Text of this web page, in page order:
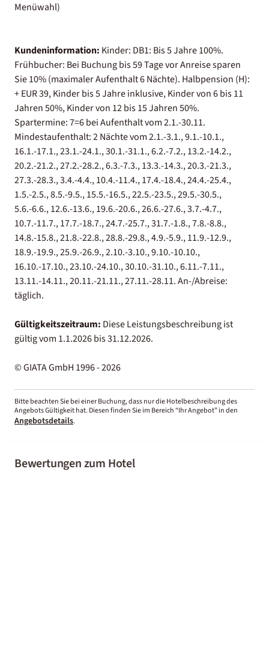
Menüwahl)
Kundeninformation: Kinder: DB1: Bis 5 Jahre 100%.
Frühbucher: Bei Buchung bis 59 Tage vor Anreise sparen
Sie 10% (maximaler Aufenthalt 6 Nächte). Halbpension (H):
+ EUR 39, Kinder bis 5 Jahre inklusive, Kinder von 6 bis 11
Jahren 50%, Kinder von 12 bis 15 Jahren 50%.
Spartermine: 7=6 bei Aufenthalt vom 2.1.-30.11.
Mindestaufenthalt: 2 Nächte vom 2.1.-3.1., 9.1.-10.1.,
16.1.-17.1., 23.1.-24.1., 30.1.-31.1., 6.2.-7.2., 13.2.-14.2.,
20.2.-21.2., 27.2.-28.2., 6.3.-7.3., 13.3.-14.3., 20.3.-21.3.,
27.3.-28.3., 3.4.-4.4., 10.4.-11.4., 17.4.-18.4., 24.4.-25.4.,
1.5.-2.5., 8.5.-9.5., 15.5.-16.5., 22.5.-23.5., 29.5.-30.5.,
5.6.-6.6., 12.6.-13.6., 19.6.-20.6., 26.6.-27.6., 3.7.-4.7.,
10.7.-11.7., 17.7.-18.7., 24.7.-25.7., 31.7.-1.8., 7.8.-8.8.,
14.8.-15.8., 21.8.-22.8., 28.8.-29.8., 4.9.-5.9., 11.9.-12.9.,
18.9.-19.9., 25.9.-26.9., 2.10.-3.10., 9.10.-10.10.,
16.10.-17.10., 23.10.-24.10., 30.10.-31.10., 6.11.-7.11.,
13.11.-14.11., 20.11.-21.11., 27.11.-28.11. An-/Abreise:
täglich.
Gültigkeitszeitraum: Diese Leistungsbeschreibung ist
gültig vom 1.1.2026 bis 31.12.2026.
© GIATA GmbH 1996 - 2026
Bitte beachten Sie bei einer Buchung, dass nur die Hotelbeschreibung des
Angebots Gültigkeit hat. Diesen finden Sie im Bereich “Ihr Angebot” in den
Angebotsdetails.
Bewertungen zum Hotel